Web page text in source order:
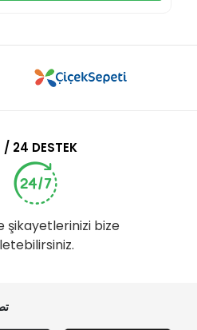
/ 24 DESTEK
şikayetlerinizi bize